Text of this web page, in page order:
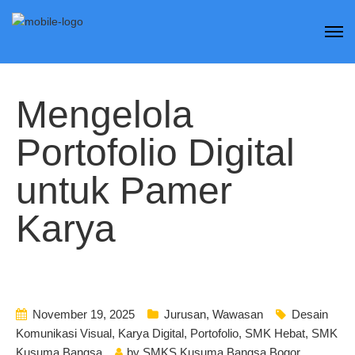
Mengelola
Portofolio Digital
untuk Pamer
Karya
November 19, 2025 Jurusan, Wawasan
Desain
Komunikasi Visual, Karya Digital, Portofolio, SMK Hebat, SMK
Kusuma Bangsa
by SMKS Kusuma Bangsa Bogor